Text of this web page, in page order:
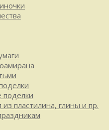
поделки
пластилина, глины и пр.